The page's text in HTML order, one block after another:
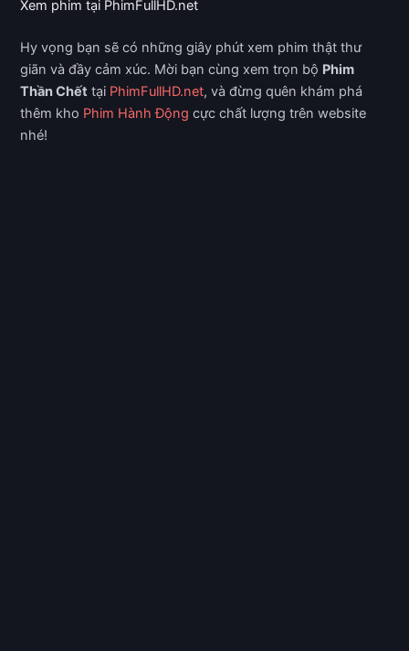
Xem phim tại PhimFullHD.net
Hy vọng bạn sẽ có những giây phút xem phim thật thư
giãn và đầy cảm xúc. Mời bạn cùng xem trọn bộ Phim
Thần Chết tại PhimFullHD.net, và đừng quên khám phá
thêm kho Phim Hành Động cực chất lượng trên website
nhé!